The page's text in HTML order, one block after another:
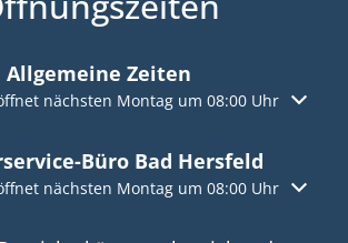
Allgemeine Zeiten
Öffnungs- oder Schließzeiten
nächsten Montag um 08:00 Uhr
Büro Bad Hersfeld
Öffnungs- oder Schließzeiten
nächsten Montag um 08:00 Uhr